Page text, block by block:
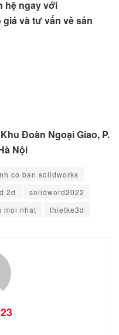
hệ ngay với
và tư vấn về sản
Đoàn Ngoại Giao, P.
Nội
co ban solidworks
2d
solidword2022
moi nhat thietke3d